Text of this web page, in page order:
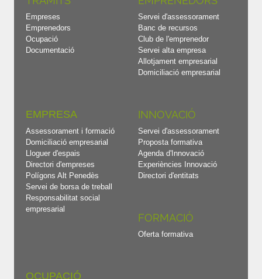
Empreses
Emprenedors
Ocupació
Documentació
Servei d'assessorament
Banc de recursos
Club de l'emprenedor
Servei alta empresa
Allotjament empresarial
Domiciliació empresarial
EMPRESA
Assessorament i formació
Domiciliació empresarial
Lloguer d'espais
Directori d'empreses
Polígons Alt Penedès
Servei de borsa de treball
Responsabilitat social
empresarial
INNOVACIÓ
Servei d'assessorament
Proposta formativa
Agenda d'Innovació
Experiències Innovació
Directori d'entitats
FORMACIÓ
Oferta formativa
OCUPACIÓ